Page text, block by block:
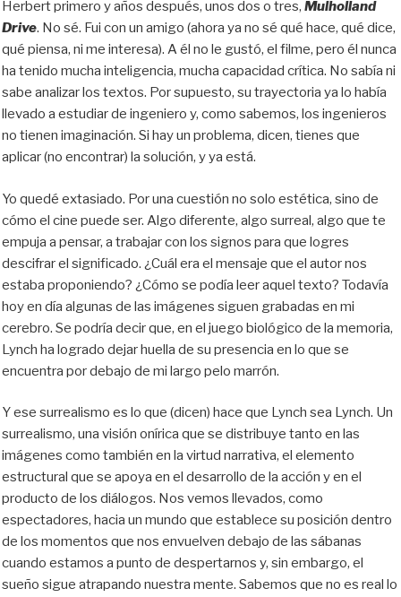
Herbert primero y años después, unos dos o tres, Mulholland
Drive. No sé. Fui con un amigo (ahora ya no sé qué hace, qué dice,
qué piensa, ni me interesa). A él no le gustó, el filme, pero él nunca
ha tenido mucha inteligencia, mucha capacidad crítica. No sabía ni
sabe analizar los textos. Por supuesto, su trayectoria ya lo había
llevado a estudiar de ingeniero y, como sabemos, los ingenieros
no tienen imaginación. Si hay un problema, dicen, tienes que
aplicar (no encontrar) la solución, y ya está.
Yo quedé extasiado. Por una cuestión no solo estética, sino de
cómo el cine puede ser. Algo diferente, algo surreal, algo que te
empuja a pensar, a trabajar con los signos para que logres
descifrar el significado. ¿Cuál era el mensaje que el autor nos
estaba proponiendo? ¿Cómo se podía leer aquel texto? Todavía
hoy en día algunas de las imágenes siguen grabadas en mi
cerebro. Se podría decir que, en el juego biológico de la memoria,
Lynch ha logrado dejar huella de su presencia en lo que se
encuentra por debajo de mi largo pelo marrón.
Y ese surrealismo es lo que (dicen) hace que Lynch sea Lynch. Un
surrealismo, una visión onírica que se distribuye tanto en las
imágenes como también en la virtud narrativa, el elemento
estructural que se apoya en el desarrollo de la acción y en el
producto de los diálogos. Nos vemos llevados, como
espectadores, hacia un mundo que establece su posición dentro
de los momentos que nos envuelven debajo de las sábanas
cuando estamos a punto de despertarnos y, sin embargo, el
sueño sigue atrapando nuestra mente. Sabemos que no es real lo